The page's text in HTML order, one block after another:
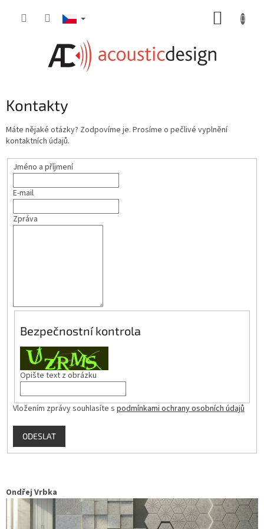
Kontakty
Máte nějaké otázky? Zodpovíme je. Prosíme o pečlivé vyplnění
kontaktních údajů.
Jméno a příjmení
E-mail
Zpráva
Bezpečnostní kontrola
Opište text z obrázku
Vložením zprávy souhlasíte s podmínkami ochrany osobních údajů
ODESLAT
Ondřej Vrbka